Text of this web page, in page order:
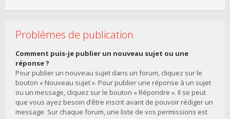
Problèmes de publication
Comment puis-je publier un nouveau sujet ou une
réponse ?
Pour publier un nouveau sujet dans un forum, cliquez sur le
bouton « Nouveau sujet ». Pour publier une réponse à un sujet
ou un message, cliquez sur le bouton « Répondre ». Il se peut
que vous ayez besoin d’être inscrit avant de pouvoir rédiger un
message. Sur chaque forum, une liste de vos permissions est